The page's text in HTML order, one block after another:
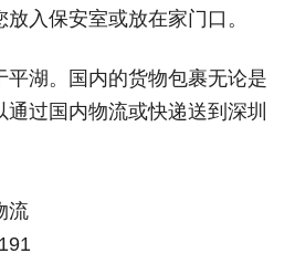
入保安室或放在家门口。
平湖。国内的货物包裹无论是
过国内物流或快递送到深圳
流